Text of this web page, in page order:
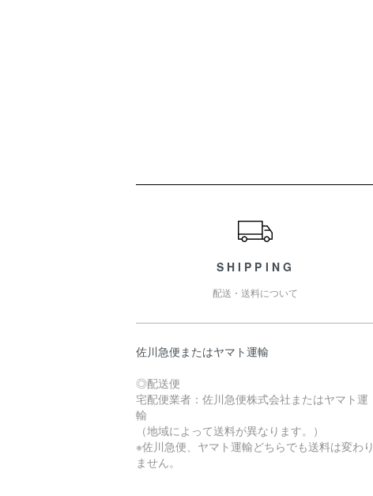
SHIPPING
配送・送料について
佐川急便またはヤマト運輸
◎配送便
宅配便業者：佐川急便株式会社またはヤマト運
輸
（地域によって送料が異なります。）
※佐川急便、ヤマト運輸どちらでも送料は変わり
ません。